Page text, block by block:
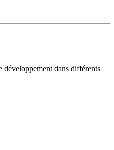
dans différents